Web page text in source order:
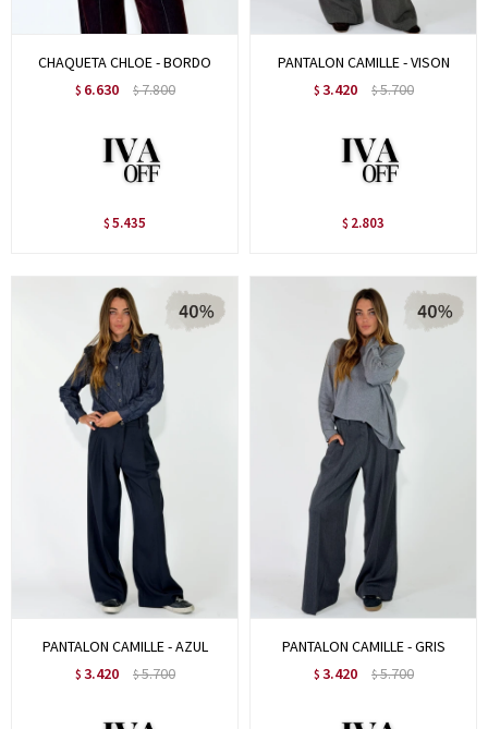
CHAQUETA CHLOE - BORDO
$ 6.630 $7.800
$ 5.435
PANTALON CAMILLE - VISON
$ 3.420 $5.700
$ 2.803
PANTALON CAMILLE - AZUL
$ 3.420 $5.700
PANTALON CAMILLE - GRIS
$ 3.420 $5.700